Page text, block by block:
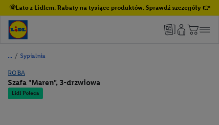
🌞Lato z Lidlem. Rabaty na tysiące produktów. Sprawdź szczegóły 👉
/ Sypialnia
ROBA
Szafa "Maren", 3-drzwiowa
Lidl Poleca